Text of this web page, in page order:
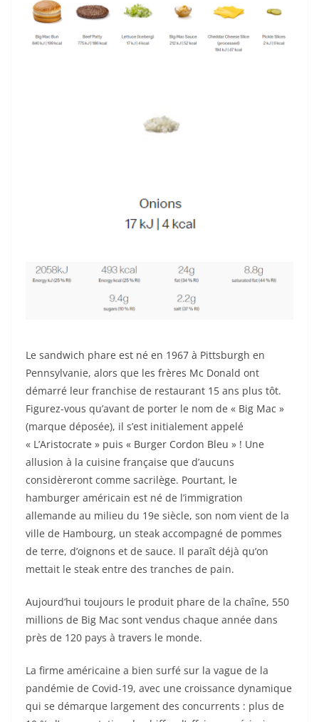
Le sandwich phare est né en 1967 à Pittsburgh en
Pennsylvanie, alors que les frères Mc Donald ont
démarré leur franchise de restaurant 15 ans plus tôt.
Figurez-vous qu’avant de porter le nom de « Big Mac »
(marque déposée), il s’est initialement appelé
« L’Aristocrate » puis « Burger Cordon Bleu » ! Une
allusion à la cuisine française que d’aucuns
considèreront comme sacrilège. Pourtant, le
hamburger américain est né de l’immigration
allemande au milieu du 19e siècle, son nom vient de la
ville de Hambourg, un steak accompagné de pommes
de terre, d’oignons et de sauce. Il paraît déjà qu’on
mettait le steak entre des tranches de pain.
Aujourd’hui toujours le produit phare de la chaîne, 550
millions de Big Mac sont vendus chaque année dans
près de 120 pays à travers le monde.
La firme américaine a bien surfé sur la vague de la
pandémie de Covid-19, avec une croissance dynamique
qui se démarque largement des concurrents : plus de